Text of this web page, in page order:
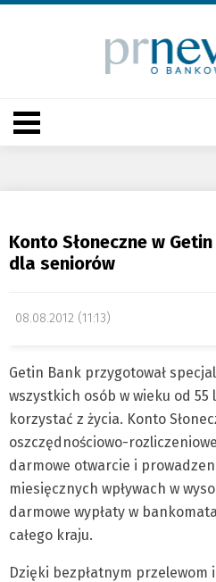
Konto Słoneczne w
dla seniorów
08.08.2012 (11:13)
Getin Bank przygotował
wszystkich osób w wieku od
korzystać z życia. Konto
oszczędnościowo-
darmowe otwarcie i
miesięcznych wpływach w
darmowe wypłaty w
całego kraju.
Dzięki bezpłatnym